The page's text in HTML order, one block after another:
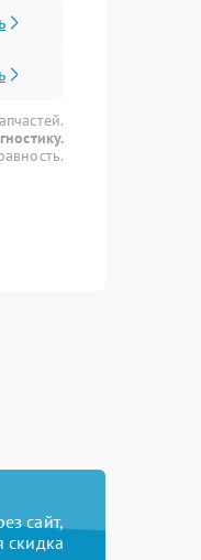
сайт,
скидка